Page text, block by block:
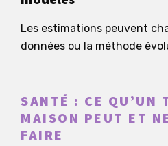
Les estimations peuvent
données ou la méthode
SANTÉ : CE QU’UN
MAISON PEUT ET
FAIRE